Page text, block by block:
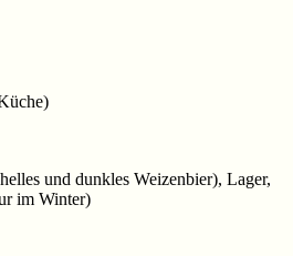
und dunkles Weizenbier), Lager,
im Winter)